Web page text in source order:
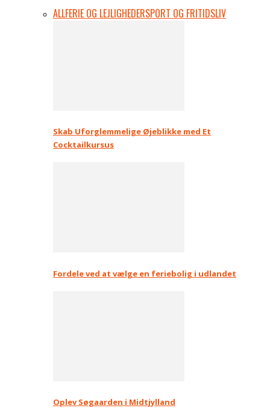
ALLFERIE OG LEJLIGHEDERSPORT OG FRITIDSLIV
Skab Uforglemmelige Øjeblikke med Et
Cocktailkursus
Fordele ved at vælge en feriebolig i udlandet
Oplev Søgaarden i Midtjylland